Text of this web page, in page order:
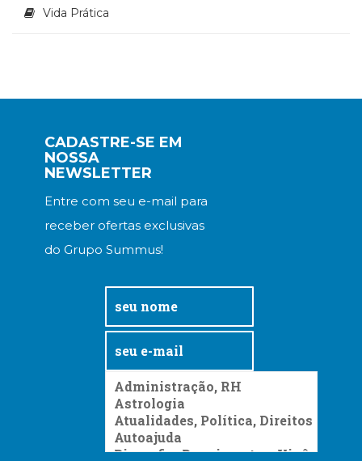
Vida Prática
CADASTRE-SE EM
NOSSA
NEWSLETTER
Entre com seu e-mail para
receber ofertas exclusivas
do Grupo Summus!